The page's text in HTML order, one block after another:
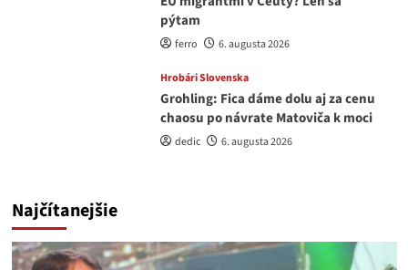
pýtam
ferro 6. augusta 2026
Hrobári Slovenska
Grohling: Fica dáme dolu aj za cenu
chaosu po návrate Matoviča k moci
dedic 6. augusta 2026
Najčítanejšie